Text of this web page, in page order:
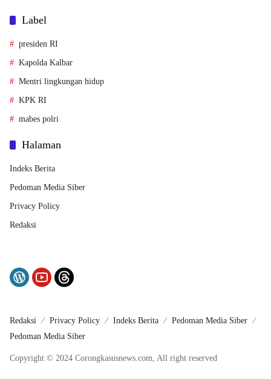
Label
presiden RI
Kapolda Kalbar
Mentri lingkungan hidup
KPK RI
mabes polri
Halaman
Indeks Berita
Pedoman Media Siber
Privacy Policy
Redaksi
Redaksi Privacy Policy Indeks Berita
Pedoman Media Siber
Pedoman Media Siber
Copyright © 2024 Corongkasusnews.com, All right reserved